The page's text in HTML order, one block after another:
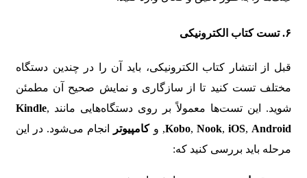
۶. تست کتاب الکترونیکی
قبل از انتشار کتاب الکترونیکی، باید آن را در چندین دستگاه
مختلف تست کنید تا از سازگاری و نمایش صحیح آن مطمئن
شوید. این تست‌ها معمولاً بر روی دستگاه‌هایی مانند
Kindle,
Kobo, Nook, iOS, Android , وکامپیوتر
انجام می‌شود. در این
مرحله باید بررسی کنید که: